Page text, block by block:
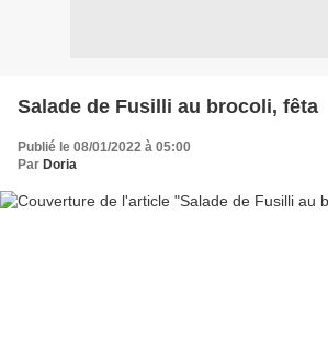
Salade de Fusilli au brocoli, fêta
Publié le 08/01/2022 à 05:00
Par Doria